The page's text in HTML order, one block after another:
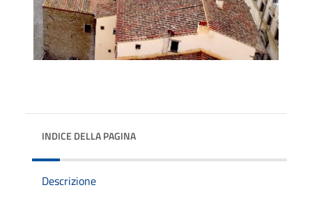
INDICE DELLA PAGINA
Descrizione